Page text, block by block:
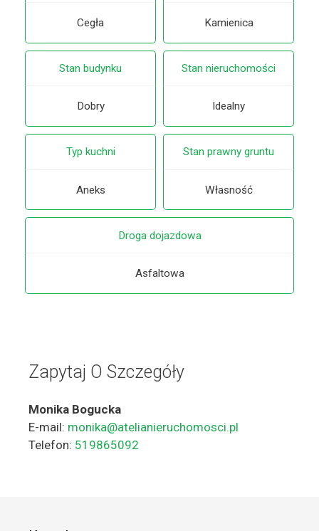
Cegła Kamienica
Stan budynku
Dobry
Stan nieruchomości
Idealny
Typ kuchni
Aneks
Stan prawny gruntu
Własność
Droga dojazdowa
Asfaltowa
Zapytaj O Szczegóły
Monika Bogucka
E-mail: monika@atelianieruchomosci.pl
Telefon: 519865092